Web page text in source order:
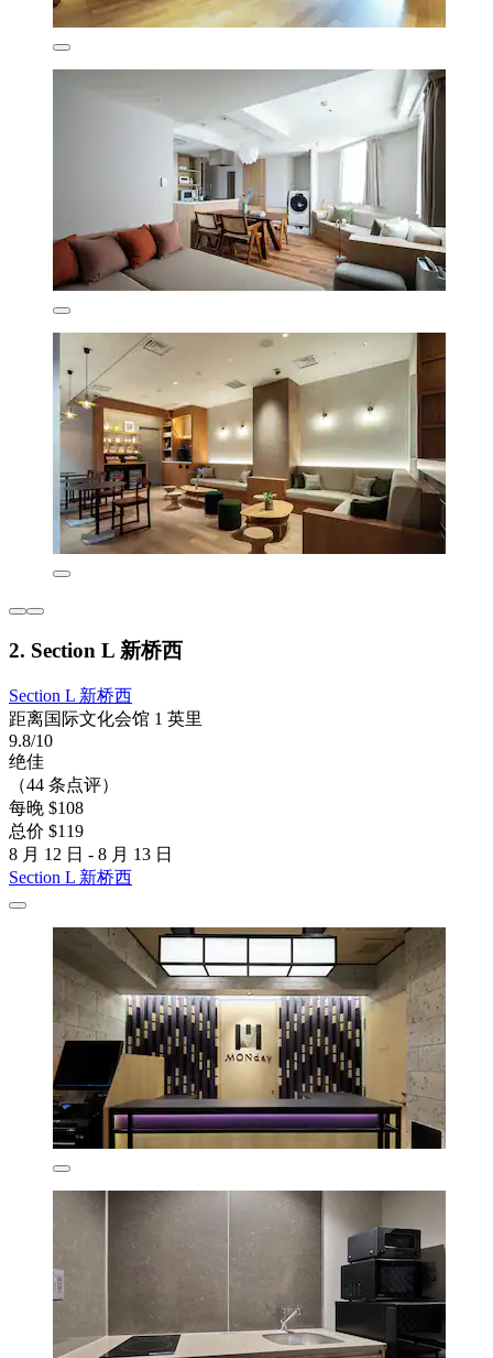
2. Section L 新桥西
Section L 新桥西
距离国际文化会馆 1 英里
9.8/10
绝佳
（44 条点评）
每晚 $108
总价 $119
8 月 12 日 - 8 月 13 日
Section L 新桥西